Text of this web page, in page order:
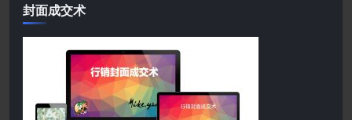
封面成交术